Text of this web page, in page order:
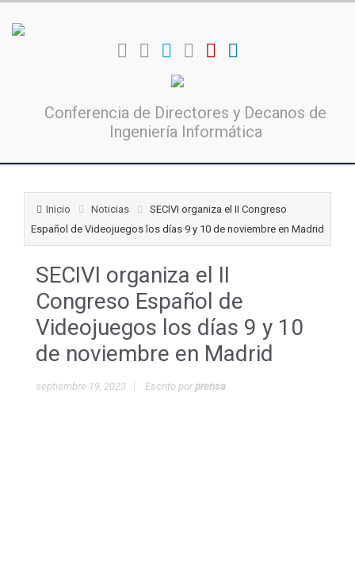
Conferencia de Directores y Decanos de
Ingeniería Informática
Inicio Noticias
SECIVI organiza el II Congreso
Español de Videojuegos los días 9 y 10 de noviembre en Madrid
SECIVI organiza el II
Congreso Español de
Videojuegos los días 9 y 10
de noviembre en Madrid
septiembre 19, 2023 Escrito porprensa